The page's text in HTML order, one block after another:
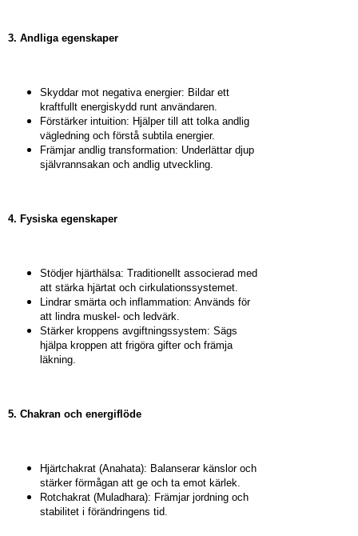
3. Andliga egenskaper
Skyddar mot negativa energier: Bildar ett
kraftfullt energiskydd runt användaren.
Förstärker intuition: Hjälper till att tolka andlig
vägledning och förstå subtila energier.
Främjar andlig transformation: Underlättar djup
självrannsakan och andlig utveckling.
4. Fysiska egenskaper
Stödjer hjärthälsa: Traditionellt associerad med
att stärka hjärtat och cirkulationssystemet.
Lindrar smärta och inflammation: Används för
att lindra muskel- och ledvärk.
Stärker kroppens avgiftningssystem: Sägs
hjälpa kroppen att frigöra gifter och främja
läkning.
5. Chakran och energiflöde
Hjärtchakrat (Anahata): Balanserar känslor och
stärker förmågan att ge och ta emot kärlek.
Rotchakrat (Muladhara): Främjar jordning och
stabilitet i förändringens tid.